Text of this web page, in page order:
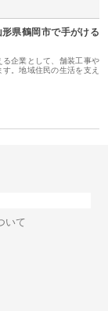
県鶴岡市で手がける
企業として、舗装工事や
。地域住民の生活を支え
いて